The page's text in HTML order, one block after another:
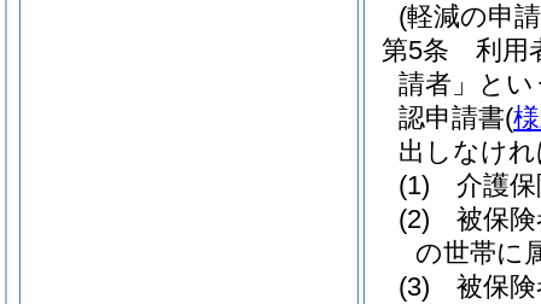
(軽減の申
第5条
利用
請者」とい
認申請書(
出しなけ
(1)
介護
(2)
被保
の世帯に
(3)
被保